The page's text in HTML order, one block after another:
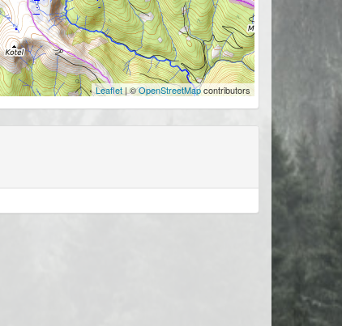
Leaflet| ©OpenStreetMapcontributors